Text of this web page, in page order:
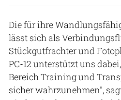
Die für ihre
lässt sich als
Stückgutfrachter und
PC-12 unterstützt uns
Bereich Training und
sicher wahrzunehmen",